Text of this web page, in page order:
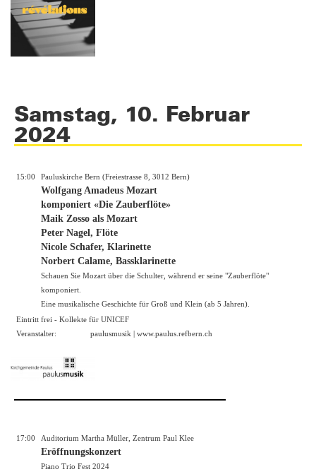
Samstag, 10. Februar
2024
15:00 Pauluskirche Bern (Freiestrasse 8, 3012 Bern)
Wolfgang Amadeus Mozart
komponiert «Die Zauberflöte»
Maik Zosso als Mozart
Peter Nagel, Flöte
Nicole Schafer, Klarinette
Norbert Calame, Bassklarinette
Schauen Sie Mozart über die Schulter, während er seine "Zauberflöte"
komponiert.
Eine musikalische Geschichte für Groß und Klein (ab 5 Jahren).
Eintritt frei - Kollekte für UNICEF
Veranstalter:
paulusmusik | www.paulus.refbern.ch
17:00 Auditorium Martha Müller, Zentrum Paul Klee
Eröffnungskonzert
Piano Trio Fest 2024